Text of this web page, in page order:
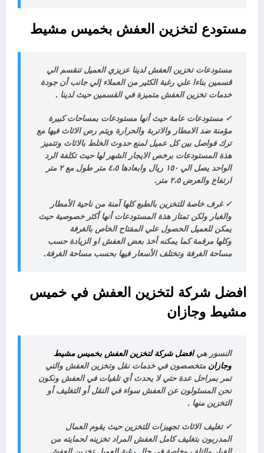
مستودع لتخزين العفش بخميس مشيط
مستودعات تخزين العفش لدينا عزيزي العميل تنقسم الي
قسمين بناءا علي رغبة الكثير من العملاء إلي جانب أن جودة
خدمات تخزين العفش متميزة في القسمين حيث لدينا .
✓مستودعات عامة حيث أنها مستودعات بمساحات كبيرة
مؤمنة ضد الامطار والاتربة والحرارة ويتم رص الاثاث فيها مع
ترك فواصل بين كل عميل لمنع حدوث الخلط بالاثاث وتتميز
هذة المستودعات برخص الايجار الشهر لها حيث تكلفة الرد
الواحد يصل الي ١٥٠ ريال وابعادها ٤،٥ متر طول مع ٢ متر
ارتفاع والعرض ٢،٥ متر.
✓غرف خاصة للتخزين بالطبع كلها آمنة من ناحية الأمطار
والغبار ولكن تمتاز هذة المستودعات أنها أكثر خصوصية حيث
يمكن للعميل الحصول علي المفتاح الخاص بالغرفة
وكلها مرقمة كما يمكنه أخذ بعض العفش او الزيادة حسب
مساحة الغرفة وتختلف الأسعار فيها بحسب مساحة الغرفة.
افضل شركة لتخزين العفش في خميس
مشيط وجازان
النسور هيافضل شركة لتخزين العفش بخميس مشيط
وجازان متخصصون في خدمات نقل وتخزين العفش والتي
تمر بمراحل عدة حتي لا يحدث أي تلفيات في العفش ونكون
نحن المسئولون عن العفش سواء في النقل أو التغليف أو
التخزين منها .
✓تغليف الاثاث تجهيزات للتخزين حيث يقوم العمال
المدربون بتغليف كامل العفش المراد تخزينه لحمايته من